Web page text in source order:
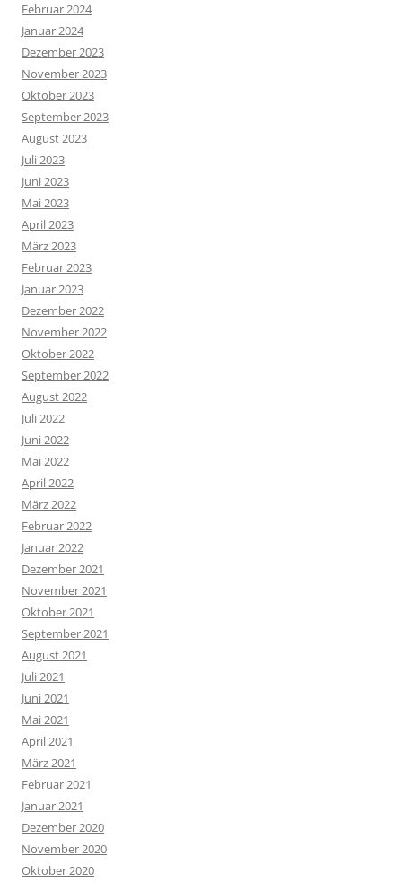
Februar 2024
Januar 2024
Dezember 2023
November 2023
Oktober 2023
September 2023
August 2023
Juli 2023
Juni 2023
Mai 2023
April 2023
März 2023
Februar 2023
Januar 2023
Dezember 2022
November 2022
Oktober 2022
September 2022
August 2022
Juli 2022
Juni 2022
Mai 2022
April 2022
März 2022
Februar 2022
Januar 2022
Dezember 2021
November 2021
Oktober 2021
September 2021
August 2021
Juli 2021
Juni 2021
Mai 2021
April 2021
März 2021
Februar 2021
Januar 2021
Dezember 2020
November 2020
Oktober 2020